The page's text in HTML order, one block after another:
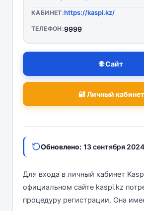
КАБИНЕТ:https://kaspi.kz/
ТЕЛЕФОН:9999
🌐 Сайт
🔐 Личный кабинет
Обновлено: 13 сентября 2024
Для входа в личный кабинет
официальном сайте kaspi.kz
процедуру регистрации. Она